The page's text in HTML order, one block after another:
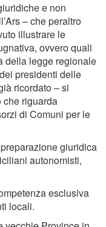
e non
– che peraltro
illustrare le
ovvero quali
della legge regionale
presidenti delle
ricordato – si
che riguarda
di Comuni per le
giuridica
autonomisti,
esclusiva
locali.